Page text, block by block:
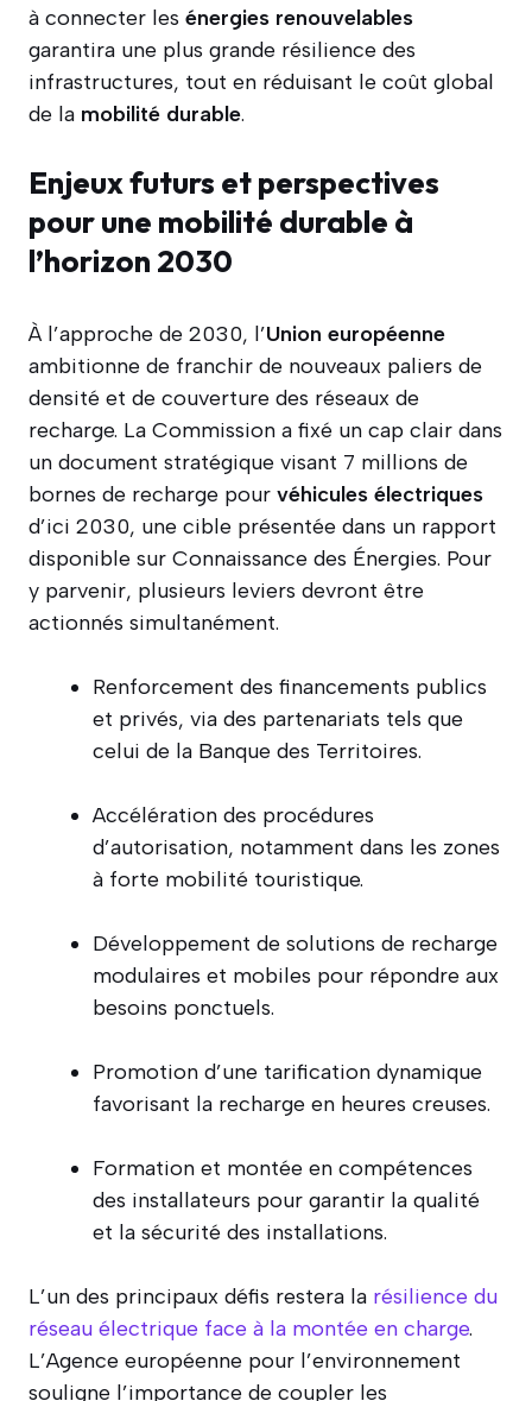
à connecter les énergies renouvelables
garantira une plus grande résilience des
infrastructures, tout en réduisant le coût global
de la mobilité durable.
Enjeux futurs et perspectives
pour une mobilité durable à
l’horizon 2030
À l’approche de 2030, l’Union européenne
ambitionne de franchir de nouveaux paliers de
densité et de couverture des réseaux de
recharge. La Commission a fixé un cap clair dans
un document stratégique visant 7 millions de
bornes de recharge pour véhicules électriques
d’ici 2030, une cible présentée dans un rapport
disponible sur Connaissance des Énergies. Pour
y parvenir, plusieurs leviers devront être
actionnés simultanément.
Renforcement des financements publics
et privés, via des partenariats tels que
celui de la Banque des Territoires.
Accélération des procédures
d’autorisation, notamment dans les zones
à forte mobilité touristique.
Développement de solutions de recharge
modulaires et mobiles pour répondre aux
besoins ponctuels.
Promotion d’une tarification dynamique
favorisant la recharge en heures creuses.
Formation et montée en compétences
des installateurs pour garantir la qualité
et la sécurité des installations.
L’un des principaux défis restera la résilience du
réseau électrique face à la montée en charge.
L’Agence européenne pour l’environnement
souligne l’importance de coupler les